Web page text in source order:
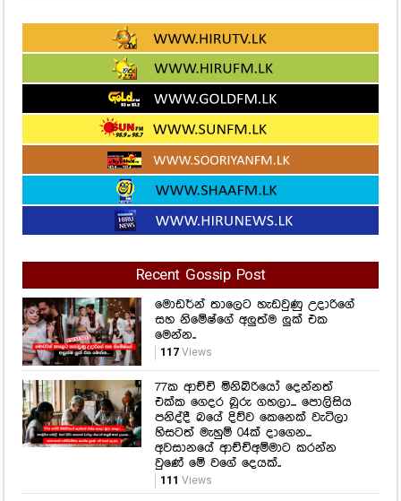
Recent Gossip Post
මොඩර්න් තාලෙට හැඩවුණු උදාරිගේ
සහ නිමේෂ්ගේ අලුත්ම ලුක් එක
මෙන්න..
117Views
77ක ආච්චි මිනිබිරියෝ දෙන්නත්
එක්ක ගෙදර බූරු ගහලා... පොලිසිය
පනිද්දී බයේ දිව්ව කෙනෙක් වැටිලා
හිසටත් මැහුම් 04ක් දාගෙන...
අවසානයේ ආච්චිඅම්මාට කරන්න
වුණේ මේ වගේ දෙයක්..
111 Views